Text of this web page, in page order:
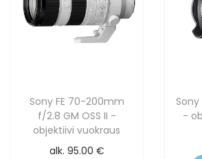
Sony FE 70-200mm
f/2.8 GM OSS II -
objektiivi vuokraus
alk. 95.00 €
Sony
-